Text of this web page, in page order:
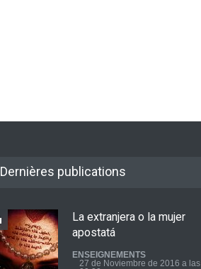
Dernières publications
La extranjera o la mujer
apostatá
ENSEIGNEMENTS
27 de Noviembre de 2016 a las